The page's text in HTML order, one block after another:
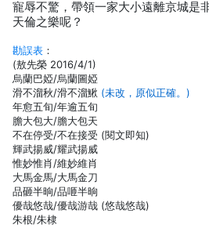
寵辱不驚，帶領一家大小遠離京城是
天倫之樂呢？
勘誤表 ：
(敖先榮 2016/4/1)
烏蘭巴婭/烏蘭圖婭
滑不溜秋/滑不溜鰍 (未改，原似正確。)
年愈五旬/年逾五旬
膽大包大/膽大包天
不在停受/不在接受 (閱文即知)
輝武揚威/耀武揚威
惟妙惟肖/維妙維肖
大馬金馬/大馬金刀
品砸半晌/品咂半晌
優哉悠哉/優哉游哉 (悠哉悠哉)
朱根/朱棣